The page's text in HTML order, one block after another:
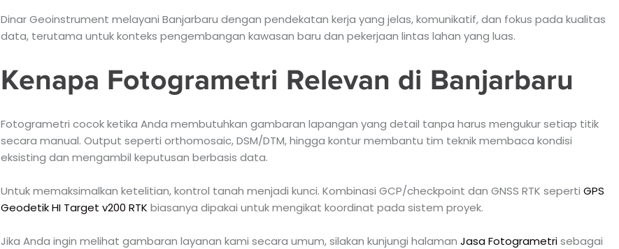
Dinar Geoinstrument melayani Banjarbaru dengan pendekatan kerja yang jelas, komunikatif, dan fokus pada kualitas
data, terutama untuk konteks pengembangan kawasan baru dan pekerjaan lintas lahan yang luas.
Kenapa Fotogrametri Relevan di Banjarbaru
Fotogrametri cocok ketika Anda membutuhkan gambaran lapangan yang detail tanpa harus mengukur setiap titik
secara manual. Output seperti orthomosaic, DSM/DTM, hingga kontur membantu tim teknik membaca kondisi
eksisting dan mengambil keputusan berbasis data.
Untuk memaksimalkan ketelitian, kontrol tanah menjadi kunci. Kombinasi GCP/checkpoint dan GNSS RTK seperti GPS
Geodetik HI Target v200 RTK biasanya dipakai untuk mengikat koordinat pada sistem proyek.
Jika Anda ingin melihat gambaran layanan kami secara umum, silakan kunjungi halaman Jasa Fotogrametrisebagai